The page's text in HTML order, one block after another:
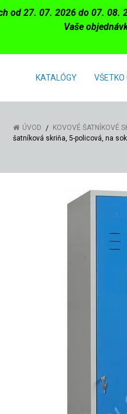
od 27. 07. 2026 do 07. 08.
Vaše
KATALÓGY VŠETKO
ÚVOD KOVOVÉ ŠATNÍKOVÉ
šatníková skriňa, 5-policová, na